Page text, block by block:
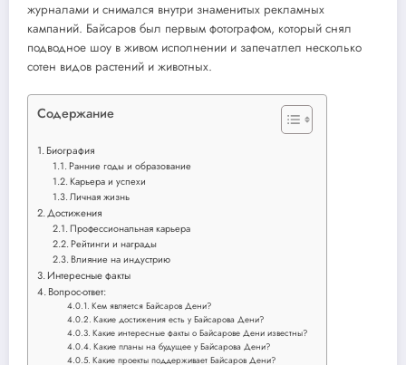
журналами и снимался внутри знаменитых рекламных
кампаний. Байсаров был первым фотографом, который снял
подводное шоу в живом исполнении и запечатлел несколько
сотен видов растений и животных.
Содержание
Биография
Ранние годы и образование
Карьера и успехи
Личная жизнь
Достижения
Профессиональная карьера
Рейтинги и награды
Влияние на индустрию
Интересные факты
Вопрос-ответ:
Кем является Байсаров Дени?
Какие достижения есть у Байсарова Дени?
Какие интересные факты о Байсарове Дени известны?
Какие планы на будущее у Байсарова Дени?
Какие проекты поддерживает Байсаров Дени?